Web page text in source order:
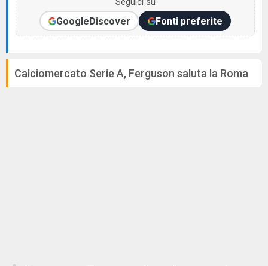
GoogleDiscover Fonti preferite
Calciomercato Serie A, Ferguson saluta la Roma